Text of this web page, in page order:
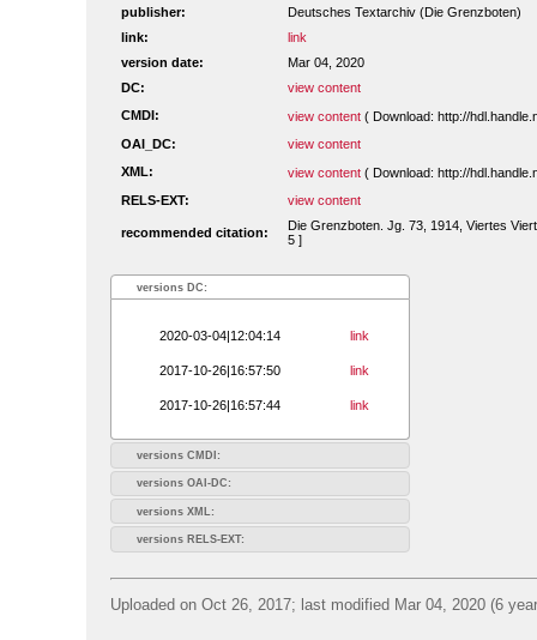
publisher:
Deutsches Textarchiv (Die Grenzboten)
link:
link
version date:
Mar 04, 2020
DC:
view content
CMDI:
view content ( Download: http://
OAI_DC:
view content
XML:
view content ( Download: http://
RELS-EXT:
view content
recommended citation:
Die Grenzboten. Jg. 73, 1914, Viertes
5 ]
versions DC:
2020-03-04|12:04:14 link
2017-10-26|16:57:50 link
2017-10-26|16:57:44 link
versions CMDI:
versions OAI-DC:
versions XML:
versions RELS-EXT:
Uploaded on Oct 26, 2017; last modified Mar 04, 2020 (6